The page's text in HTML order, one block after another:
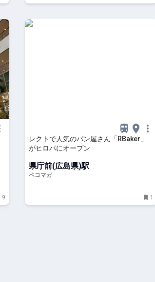
9
レクトで人気のパン屋さん「RBaker」
がヒロパにオープン
県庁前(広島県)駅
ペコマガ
1